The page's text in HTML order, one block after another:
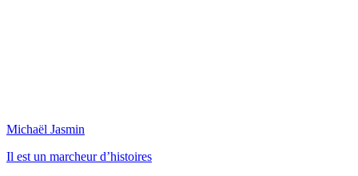
Michaël Jasmin
Il est un marcheur d’histoires